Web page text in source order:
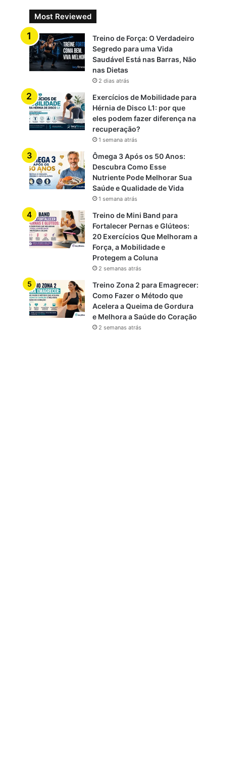
Most Reviewed
Treino de Força: O Verdadeiro
Segredo para uma Vida
Saudável Está nas Barras, Não
nas Dietas
2 dias atrás
Exercícios de Mobilidade para
Hérnia de Disco L1: por que
eles podem fazer diferença na
recuperação?
1 semana atrás
Ômega 3 Após os 50 Anos:
Descubra Como Esse
Nutriente Pode Melhorar Sua
Saúde e Qualidade de Vida
1 semana atrás
Treino de Mini Band para
Fortalecer Pernas e Glúteos:
20 Exercícios Que Melhoram a
Força, a Mobilidade e
Protegem a Coluna
2 semanas atrás
Treino Zona 2 para Emagrecer:
Como Fazer o Método que
Acelera a Queima de Gordura
e Melhora a Saúde do Coração
2 semanas atrás